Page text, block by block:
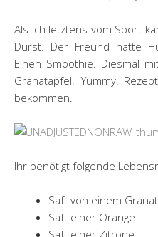
Als ich letztens vom Sport
Durst. Der Freund hatte
Einen Smoothie. Diesmal
Granatapfel. Yummy!
bekommen.
Ihr benötigt folgende
Saft von einem
Saft einer Orange
Saft einer Zitrone